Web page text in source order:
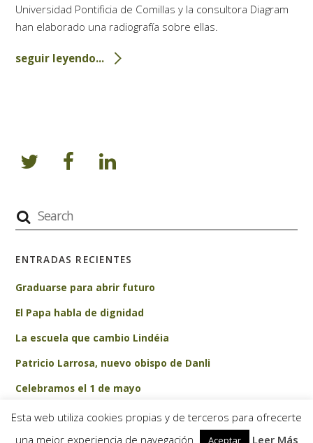
Universidad Pontificia de Comillas y la consultora Diagram
han elaborado una radiografía sobre ellas.
seguir leyendo...
ENTRADAS RECIENTES
Graduarse para abrir futuro
El Papa habla de dignidad
La escuela que cambio Lindéia
Patricio Larrosa, nuevo obispo de Danli
Celebramos el 1 de mayo
Esta web utiliza cookies propias y de terceros para ofrecerte
una mejor experiencia de navegación
Aceptar Leer Más